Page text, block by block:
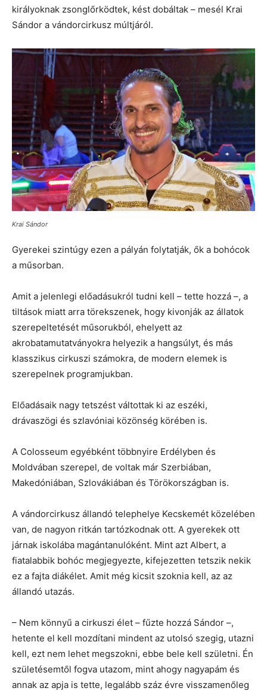
királyoknak zsonglőrködtek, kést dobáltak – mesél Krai
Sándor a vándorcirkusz múltjáról.
Krai Sándor
Gyerekei szintúgy ezen a pályán folytatják, ők a bohócok
a műsorban.
Amit a jelenlegi előadásukról tudni kell – tette hozzá –, a
tiltások miatt arra törekszenek, hogy kivonják az állatok
szerepeltetését műsorukból, ehelyett az
akrobatamutatványokra helyezik a hangsúlyt, és más
klasszikus cirkuszi számokra, de modern elemek is
szerepelnek programjukban.
Előadásaik nagy tetszést váltottak ki az eszéki,
drávaszögi és szlavóniai közönség körében is.
A Colosseum egyébként többnyire Erdélyben és
Moldvában szerepel, de voltak már Szerbiában,
Makedóniában, Szlovákiában és Törökországban is.
A vándorcirkusz állandó telephelye Kecskemét közelében
van, de nagyon ritkán tartózkodnak ott. A gyerekek ott
járnak iskolába magántanulóként. Mint azt Albert, a
fiatalabbik bohóc megjegyezte, kifejezetten tetszik nekik
ez a fajta diákélet. Amit még kicsit szoknia kell, az az
állandó utazás.
– Nem könnyű a cirkuszi élet – fűzte hozzá Sándor –,
hetente el kell mozdítani mindent az utolsó szegig, utazni
kell, ezt nem lehet megszokni, ebbe bele kell születni. Én
születésemtől fogva utazom, mint ahogy nagyapám és
annak az apja is tette, legalább száz évre visszamenőleg